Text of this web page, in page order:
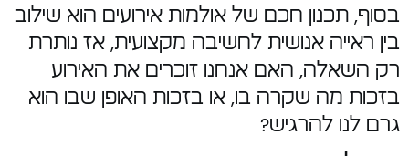
בסוף, תכנון חכם של אולמות אירועים הוא שילוב
בין ראייה אנושית לחשיבה מקצועית, אז נותרת
רק השאלה, האם אנחנו זוכרים את האירוע
בזכות מה שקרה בו, או בזכות האופן שבו הוא
גרם לנו להרגיש?